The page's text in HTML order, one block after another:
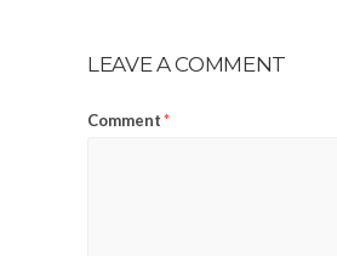
LEAVE A COMMENT
Comment*